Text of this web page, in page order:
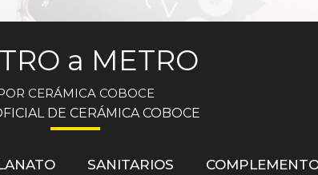
a METRO
CERÁMICA COBOCE
DE CERÁMICA COBOCE
SANITARIOS